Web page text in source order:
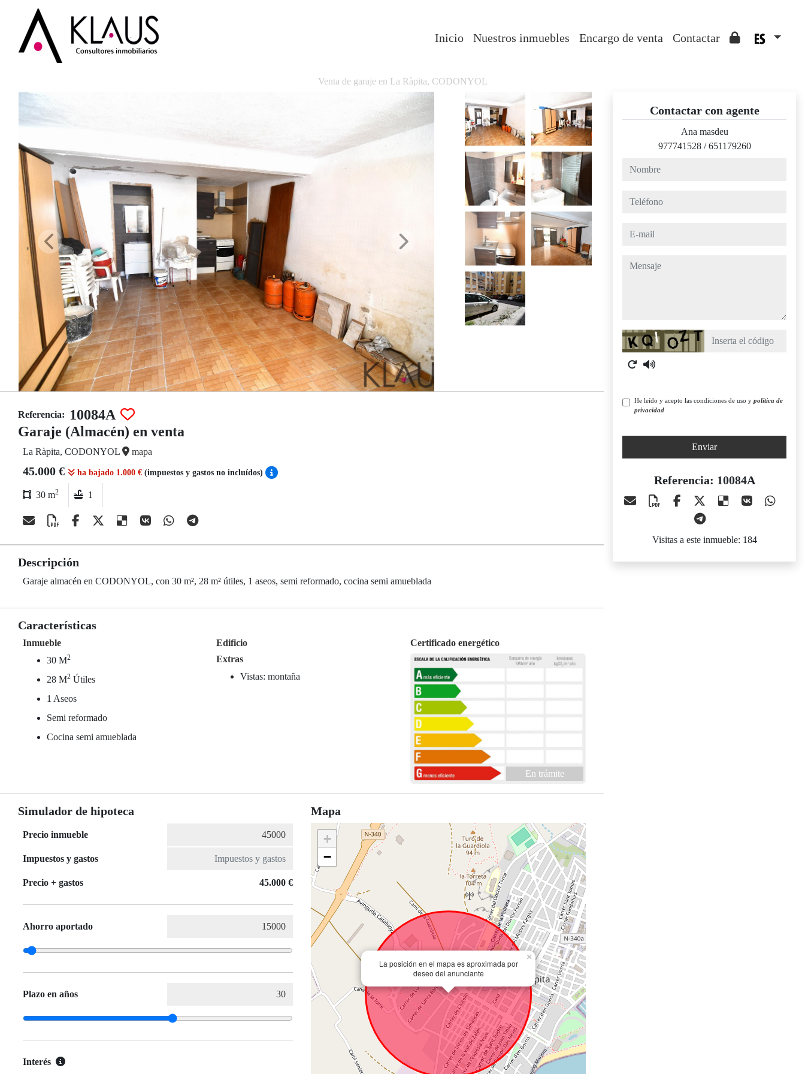
Inicio Nuestros inmuebles Encargo de venta Contactar
Venta de garaje en La Ràpita, CODONYOL
Referencia:
10084A
Garaje (Almacén) en venta
La Ràpita, CODONYOL mapa
45.000 € ha bajado 1.000 € (impuestos y gastos no incluídos)
30 m2 1
Descripción
Garaje almacén en CODONYOL, con 30 m², 28 m² útiles, 1 aseos, semi reformado, cocina semi amueblada
Características
Inmueble
30 M2
28 M2 Útiles
1 Aseos
Semi reformado
Cocina semi amueblada
Edificio
Extras
Vistas: montaña
Certificado energético
En trámite
Simulador de hipoteca
Precio inmueble
Impuestos y gastos
Precio + gastos 45.000 €
Ahorro aportado
Plazo en años
Interés
Mapa
La posición en el mapa es aproximada por
deseo del anunciante
×
+
−
Contactar con agente
Ana masdeu
977741528 /651179260
nombre
teléfono
e-mail
mensaje
Captcha
He leído y acepto las condiciones de uso y política de
privacidad
Enviar
Referencia: 10084A
Visitas a este inmueble: 184